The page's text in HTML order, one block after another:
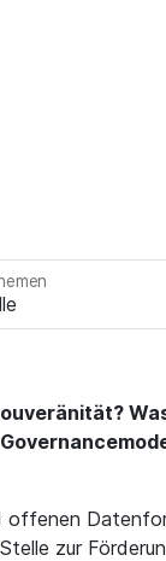
zur